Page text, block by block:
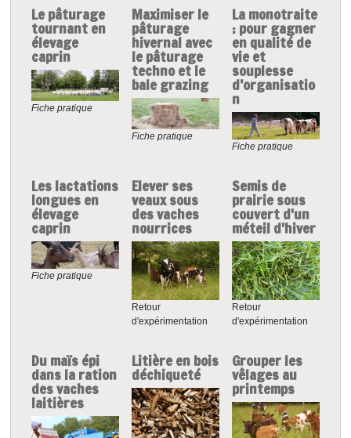
Le pâturage
tournant en
élevage
caprin
Fiche pratique
Maximiser le
pâturage
hivernal avec
le pâturage
techno et le
bale grazing
Fiche pratique
La monotraite
: pour gagner
en qualité de
vie et
souplesse
d’organisatio
n
Fiche pratique
Les lactations
longues en
élevage
caprin
Fiche pratique
Elever ses
veaux sous
des vaches
nourrices
Retour
d'expérimentation
Semis de
prairie sous
couvert d'un
méteil d'hiver
Retour
d'expérimentation
Du maïs épi
dans la ration
des vaches
laitières
Litière en bois
déchiqueté
Grouper les
vêlages au
printemps